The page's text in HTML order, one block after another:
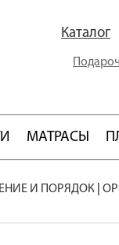
Каталог
МАТРАСЫ
И ПОРЯДОК